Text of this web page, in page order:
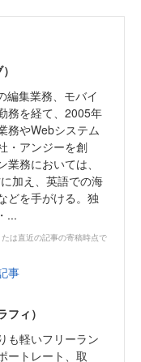
編集業務、モバイ
務を経て、2005年
務やWebシステム
・アンジーを創
務においては、
加え、英語での海
どを手がける。独
...
は直近の記事の寄稿時点で
事
フィ）
も軽いフリーラン
ートレート、取